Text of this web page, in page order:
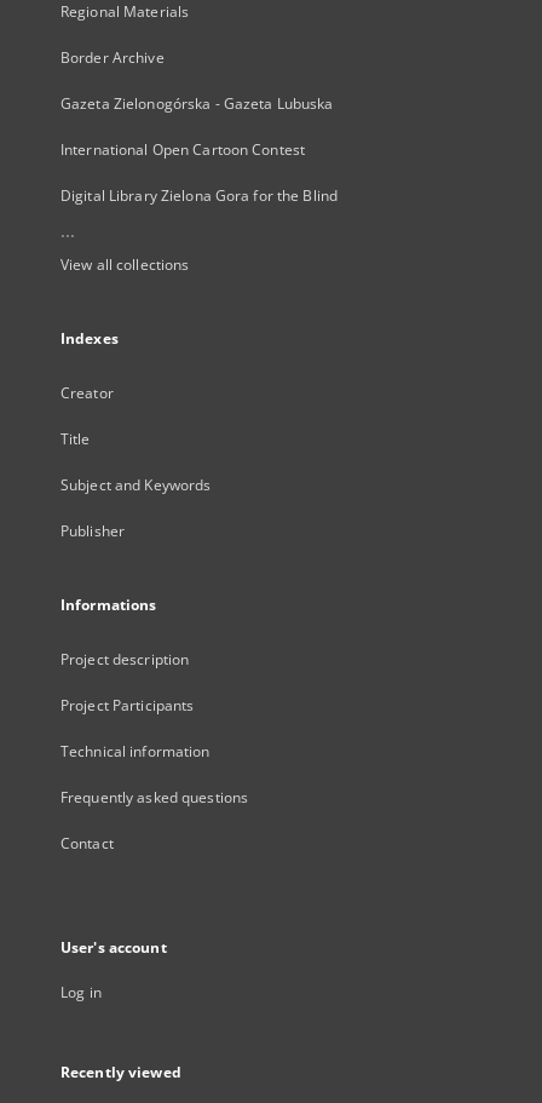
Regional Materials
Border Archive
Gazeta Zielonogórska - Gazeta Lubuska
International Open Cartoon Contest
Digital Library Zielona Gora for the Blind
...
View all collections
Indexes
Creator
Title
Subject and Keywords
Publisher
Informations
Project description
Project Participants
Technical information
Frequently asked questions
Contact
User's account
Log in
Recently viewed